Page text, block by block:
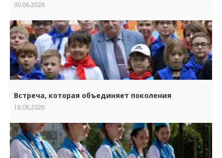
30.06.2026
Встреча, которая объединяет поколения
18.06.2026